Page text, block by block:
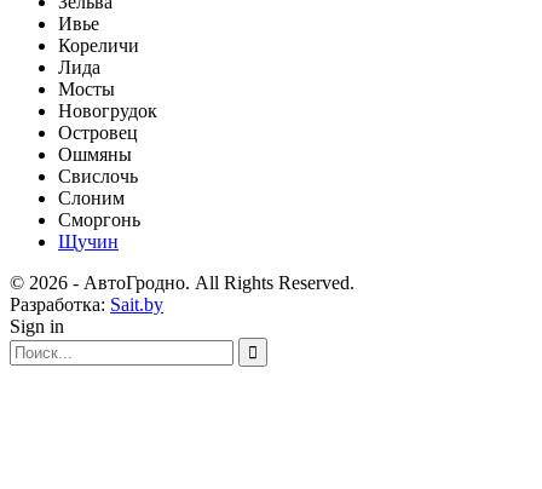
Ивье
Кореличи
Лида
Мосты
Новогрудок
Островец
Ошмяны
Свислочь
Слоним
Сморгонь
Щучин
© 2026 - АвтоГродно. All Rights Reserved.
Разработка: Sait.by
Sign in